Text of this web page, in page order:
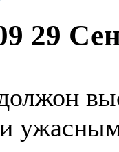
29
ужасным